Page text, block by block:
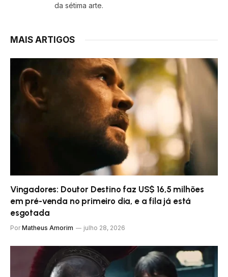
da sétima arte.
MAIS ARTIGOS
Vingadores: Doutor Destino faz US$ 16,5 milhões
em pré-venda no primeiro dia, e a fila já está
esgotada
Por Matheus Amorim julho 28, 2026